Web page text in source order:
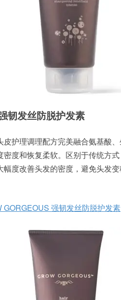
韧发丝防脱护发素
护理调理配方完美融合氨基酸
度和恢复柔软。区别于传统方
度改善头发的密度，避免头发
GORGEOUS 强韧发丝防脱护发素